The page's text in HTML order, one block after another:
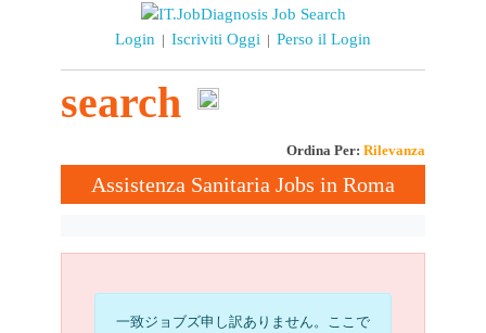
Login | Iscriviti Oggi | Perso il Login
search
Ordina Per: Rilevanza
Assistenza Sanitaria Jobs in Roma
一致ジョブズ申し訳ありません。ここで